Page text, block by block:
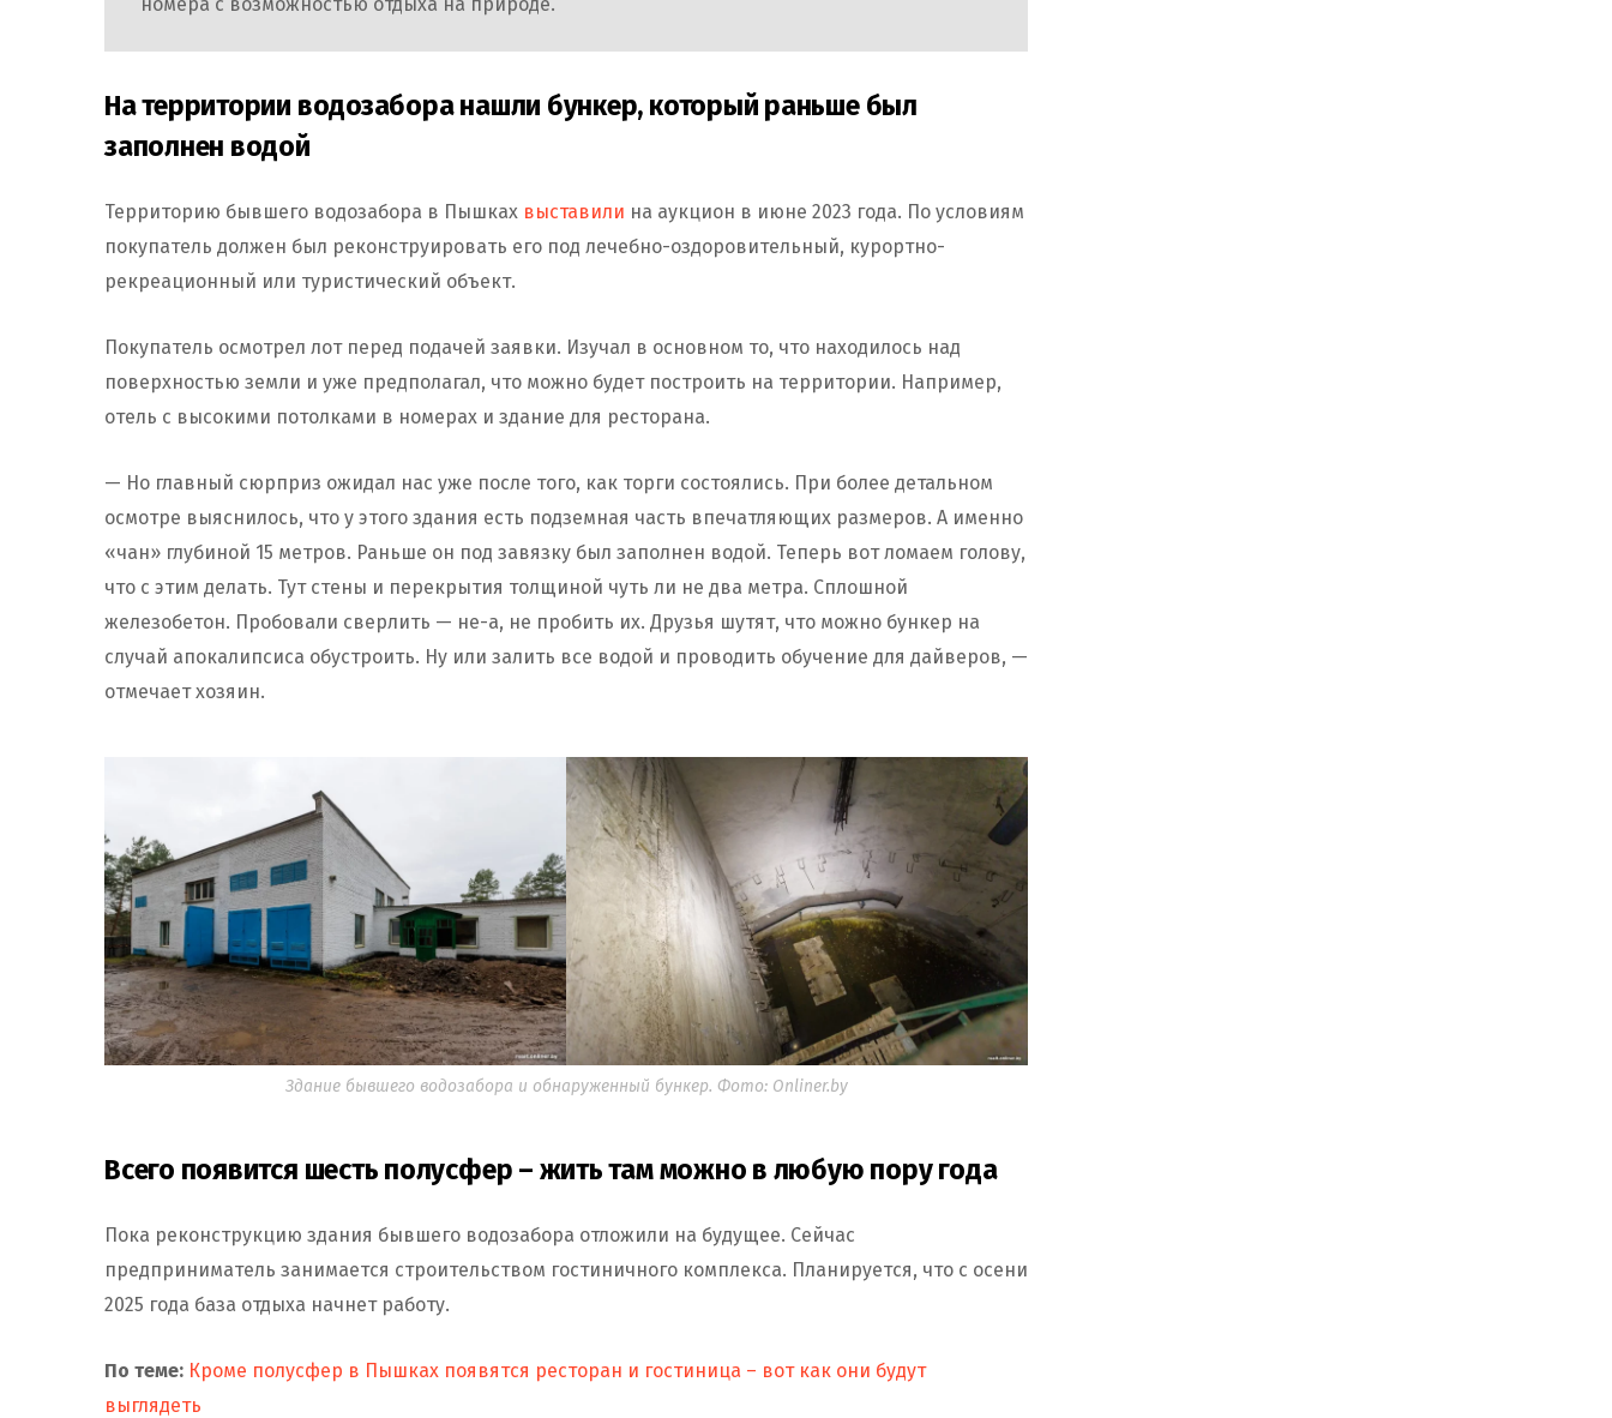
На территории водозабора нашли бункер, который раньше был
заполнен водой
Территорию бывшего водозабора в Пышках выставили на аукцион в июне 2023 года. По условиям
покупатель должен был реконструировать его под лечебно-оздоровительный, курортно-
рекреационный или туристический объект.
Покупатель осмотрел лот перед подачей заявки. Изучал в основном то, что находилось над
поверхностью земли и уже предполагал, что можно будет построить на территории. Например,
отель с высокими потолками в номерах и здание для ресторана.
— Но главный сюрприз ожидал нас уже после того, как торги состоялись. При более детальном
осмотре выяснилось, что у этого здания есть подземная часть впечатляющих размеров. А именно
«чан» глубиной 15 метров. Раньше он под завязку был заполнен водой. Теперь вот ломаем голову,
что с этим делать. Тут стены и перекрытия толщиной чуть ли не два метра. Сплошной
железобетон. Пробовали сверлить — не-а, не пробить их. Друзья шутят, что можно бункер на
случай апокалипсиса обустроить. Ну или залить все водой и проводить обучение для дайверов, —
отмечает хозяин.
Здание бывшего водозабора и обнаруженный бункер. Фото: Onliner.by
Всего появится шесть полусфер – жить там можно в любую пору года
Пока реконструкцию здания бывшего водозабора отложили на будущее. Сейчас
предприниматель занимается строительством гостиничного комплекса. Планируется, что с осени
2025 года база отдыха начнет работу.
По теме: Кроме полусфер в Пышках появятся ресторан и гостиница – вот как они будут
выглядеть